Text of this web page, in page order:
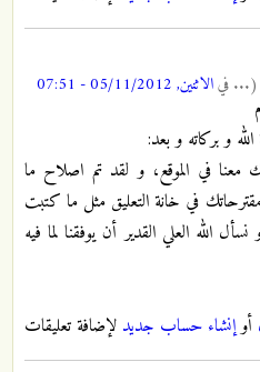
(... فيالاثنين, 05/11/2012 - 07:51
و بركاته و بعد:
في الموقع، و لقد تم اصلاح ما
في خانة التعليق مثل ما كتبت
الله العلي القدير أن يوفقنا لما فيه
أوإنشاء حساب جديد لإضافة تعليقات